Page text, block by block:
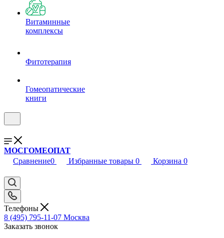
Витаминные
комплексы
Фитотерапия
Гомеопатические
книги
МОСГОМЕОПАТ
Сравнение0 Избранные товары 0 Корзина 0
Телефоны
8 (495) 795-11-07 Москва
Заказать звонок